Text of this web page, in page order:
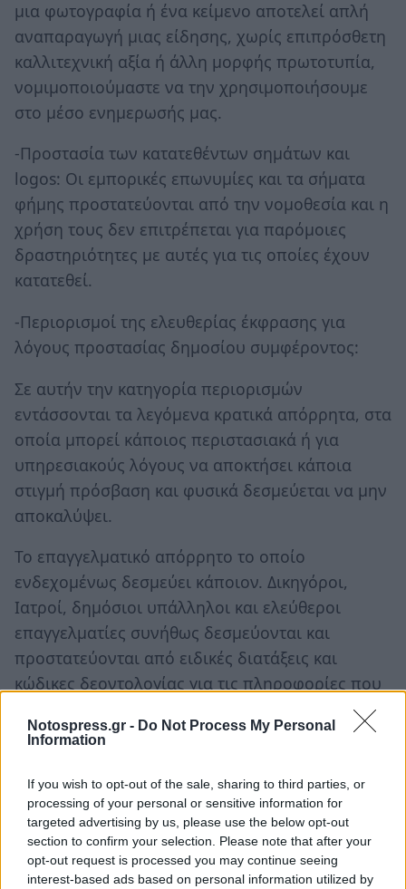
Notospress.gr - Do Not Process My Personal
Information
If you wish to opt-out of the sale, sharing to third parties, or
processing of your personal or sensitive information for
targeted advertising by us, please use the below opt-out
section to confirm your selection. Please note that after your
opt-out request is processed you may continue seeing
interest-based ads based on personal information utilized by
μια φωτογραφία ή ένα κείμενο αποτελεί απλή
αναπαραγωγή μιας είδησης, χωρίς επιπρόσθετη
καλλιτεχνική αξία ή άλλη μορφής πρωτοτυπία,
νομιμοποιούμαστε να την χρησιμοποιήσουμε
στο μέσο ενημερωσής μας.
-Προστασία των κατατεθέντων σημάτων και
logos: Οι εμπορικές επωνυμίες και τα σήματα
φήμης προστατεύονται από την νομοθεσία και η
χρήση τους δεν επιτρέπεται για παρόμοιες
δραστηριότητες με αυτές για τις οποίες έχουν
κατατεθεί.
-Περιορισμοί της ελευθερίας έκφρασης για
λόγους προστασίας δημοσίου συμφέροντος:
Σε αυτήν την κατηγορία περιορισμών
εντάσσονται τα λεγόμενα κρατικά απόρρητα, στα
οποία μπορεί κάποιος περιστασιακά ή για
υπηρεσιακούς λόγους να αποκτήσει κάποια
στιγμή πρόσβαση και φυσικά δεσμεύεται να μην
αποκαλύψει.
Το επαγγελματικό απόρρητο το οποίο
ενδεχομένως δεσμεύει κάποιον. Δικηγόροι,
Ιατροί, δημόσιοι υπάλληλοι και ελεύθεροι
επαγγελματίες συνήθως δεσμεύονται και
προστατεύονται από ειδικές διατάξεις και
κώδικες δεοντολογίας για τις πληροφορίες που
περιέρχονται σε αυτούς από την ενάσκηση του
επαγγέλματός τους και δεσμεύονται να μην
Προσβολή της χριστιανικής και κάθε άλλης
γνωστής θρησκείας: Και αυτός είναι λόγος που
κατά το Σύνταγμα επιτρέπει την κατάσχεση
εντύπου. Επίσης υπάρχει ποινικό αδίκημα